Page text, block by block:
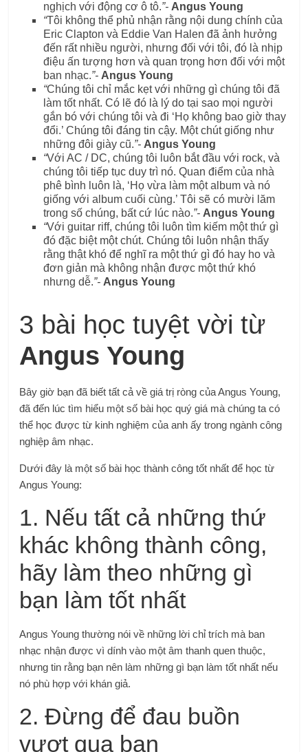
nghịch với động cơ ô tô.”- Angus Young
“Tôi không thể phủ nhận rằng nội dung chính của
Eric Clapton và Eddie Van Halen đã ảnh hưởng
đến rất nhiều người, nhưng đối với tôi, đó là nhịp
điệu ấn tượng hơn và quan trọng hơn đối với một
ban nhạc.”- Angus Young
“Chúng tôi chỉ mắc kẹt với những gì chúng tôi đã
làm tốt nhất. Có lẽ đó là lý do tại sao mọi người
gắn bó với chúng tôi và đi ‘Họ không bao giờ thay
đổi.’ Chúng tôi đáng tin cậy. Một chút giống như
những đôi giày cũ.”- Angus Young
“Với AC / DC, chúng tôi luôn bắt đầu với rock, và
chúng tôi tiếp tục duy trì nó. Quan điểm của nhà
phê bình luôn là, ‘Họ vừa làm một album và nó
giống với album cuối cùng.’ Tôi sẽ có mười lăm
trong số chúng, bất cứ lúc nào.”- Angus Young
“Với guitar riff, chúng tôi luôn tìm kiếm một thứ gì
đó đặc biệt một chút. Chúng tôi luôn nhận thấy
rằng thật khó để nghĩ ra một thứ gì đó hay ho và
đơn giản mà không nhận được một thứ khó
nhưng dễ.”- Angus Young
3 bài học tuyệt vời từ
Angus Young
Bây giờ bạn đã biết tất cả về giá trị ròng của Angus Young,
đã đến lúc tìm hiểu một số bài học quý giá mà chúng ta có
thể học được từ kinh nghiệm của anh ấy trong ngành công
nghiệp âm nhạc.
Dưới đây là một số bài học thành công tốt nhất để học từ
Angus Young:
1. Nếu tất cả những thứ
khác không thành công,
hãy làm theo những gì
bạn làm tốt nhất
Angus Young thường nói về những lời chỉ trích mà ban
nhạc nhận được vì dính vào một âm thanh quen thuộc,
nhưng tin rằng bạn nên làm những gì bạn làm tốt nhất nếu
nó phù hợp với khán giả.
2. Đừng để đau buồn
vượt qua bạn